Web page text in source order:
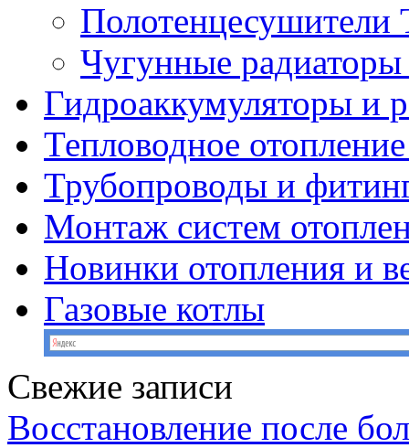
Чугунные
Гидроаккумуляторы и
Тепловодное
Трубопроводы и
Монтаж систем
Новинки отопления и
Газовые котлы
Свежие записи
Восстановление после